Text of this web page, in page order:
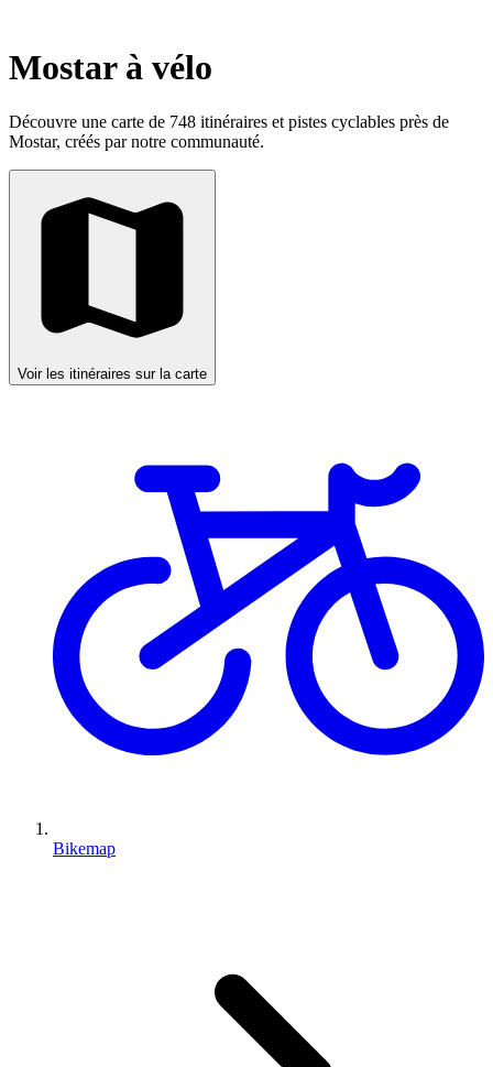
Mostar à vélo
Découvre une carte de 748 itinéraires et pistes cyclables près de
Mostar, créés par notre communauté.
Voir les itinéraires sur la carte
Bikemap